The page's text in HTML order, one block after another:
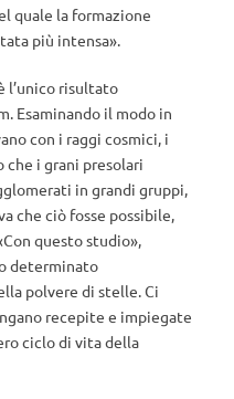
quale la formazione
più intensa».
l’unico risultato
Esaminando il modo in
con i raggi cosmici, i
che i grani presolari
in grandi gruppi,
che ciò fosse possibile,
questo studio»,
determinato
polvere di stelle. Ci
recepite e impiegate
ciclo di vita della